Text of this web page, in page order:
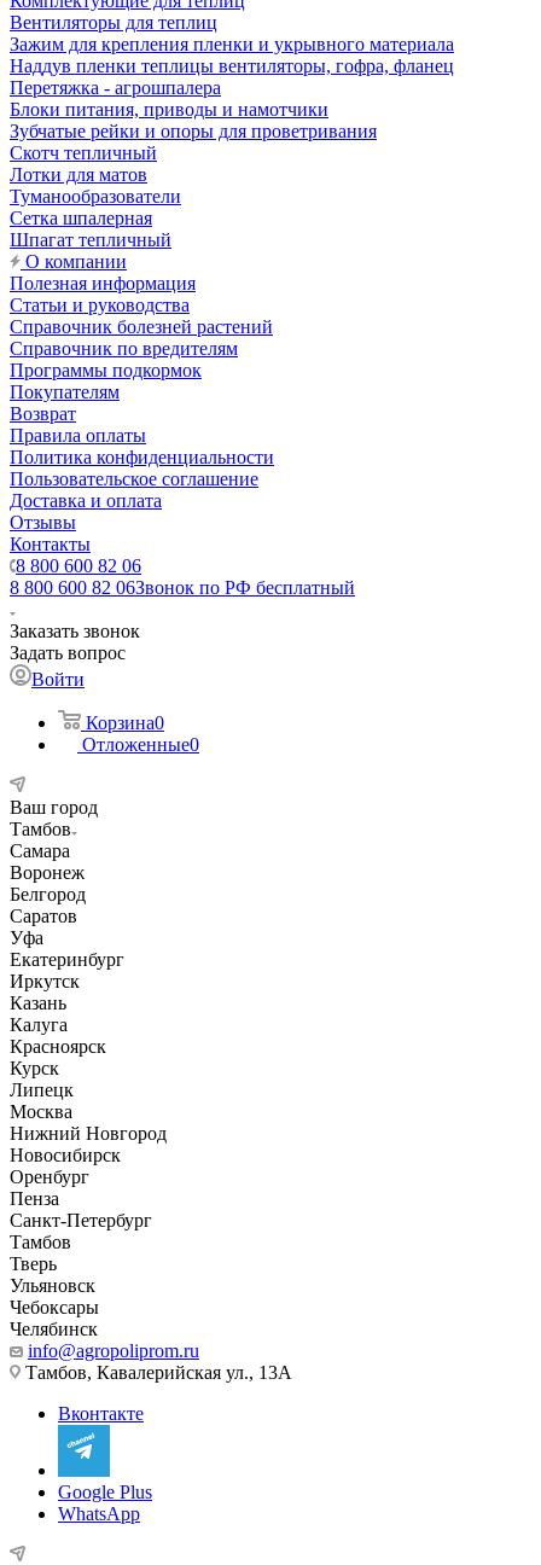
Вентиляторы для теплиц
Зажим для крепления пленки и укрывного материала
Наддув пленки теплицы вентиляторы, гофра, фланец
Перетяжка - агрошпалера
Блоки питания, приводы и намотчики
Зубчатые рейки и опоры для проветривания
Скотч тепличный
Лотки для матов
Туманообразователи
Сетка шпалерная
Шпагат тепличный
О компании
Полезная информация
Статьи и руководства
Справочник болезней растений
Справочник по вредителям
Программы подкормок
Покупателям
Возврат
Правила оплаты
Политика конфиденциальности
Пользовательское соглашение
Доставка и оплата
Отзывы
Контакты
8 800 600 82 06
8 800 600 82 06Звонок по РФ бесплатный
Заказать звонок
Задать вопрос
Войти
Корзина0
Отложенные0
Ваш город
Тамбов
Самара
Воронеж
Белгород
Саратов
Уфа
Екатеринбург
Иркутск
Казань
Калуга
Красноярск
Курск
Липецк
Москва
Нижний Новгород
Новосибирск
Оренбург
Пенза
Санкт-Петербург
Тамбов
Тверь
Ульяновск
Чебоксары
Челябинск
info@agropoliprom.ru
Тамбов, Кавалерийская ул., 13А
Вконтакте
Google Plus
WhatsApp